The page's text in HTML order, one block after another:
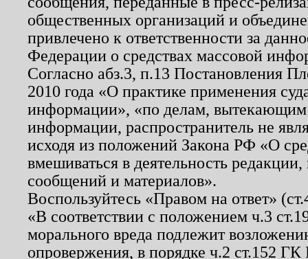
общественных организаций и
привлечено к ответственности за
Федерации о средствах массовой
Согласно абз.3, п.13 Постановления
2010 года «О практике применения
информации», «по делам, вытекающим
информации, распространитель не
исходя из положений Закона РФ «О
вмешиваться в деятельность
сообщений и материалов».
Воспользуйтесь «Правом на ответ»
«В соответствии с положением ч.3
морального вреда подлежит
опровержения, в порядке ч.2 ст.152